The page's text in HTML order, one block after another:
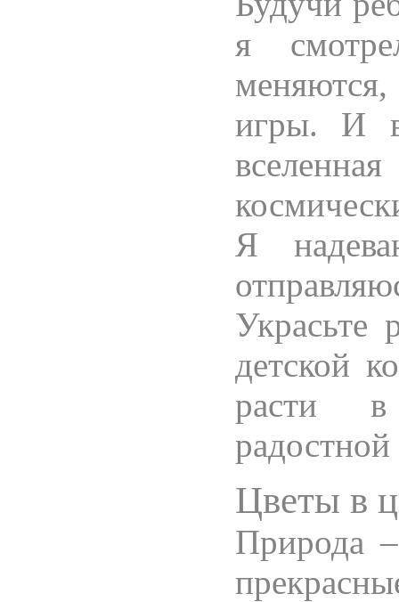
я
игры. И
Я
Украсьте
детской
расти в
Цветы в
Природа